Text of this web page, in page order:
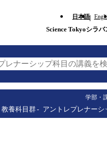
日本語
Science Tokyoシラ
レナーシップ科目の講義を
学部・
教養科目群 アントレプレナーシ